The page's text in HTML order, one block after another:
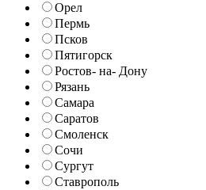
Орел
Пермь
Псков
Пятигорск
Ростов- на- Дону
Рязань
Самара
Саратов
Смоленск
Сочи
Сургут
Ставрополь